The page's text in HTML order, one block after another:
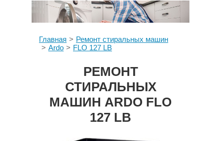
Главная
Ремонт стиральных машин
Ardo
FLO 127 LB
РЕМОНТ
СТИРАЛЬНЫХ
МАШИН ARDO FLO
127 LB